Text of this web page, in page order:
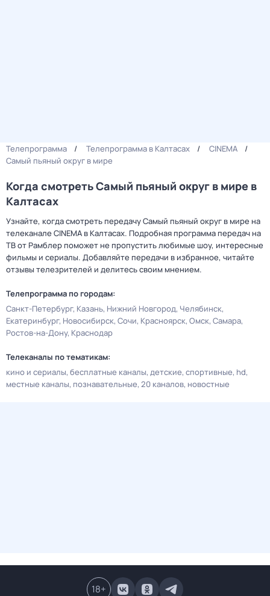
Телепрограмма Телепрограмма в Калтасах
CINEMA
Самый пьяный округ в мире
Когда смотреть Самый пьяный округ в мире в
Калтасах
Узнайте, когда смотреть передачу Самый пьяный округ в мире на
телеканале CINEMA в Калтасах. Подробная программа передач на
ТВ от Рамблер поможет не пропустить любимые шоу, интересные
фильмы и сериалы. Добавляйте передачи в избранное, читайте
отзывы телезрителей и делитесь своим мнением.
Телепрограмма по городам:
Санкт-Петербург Казань Нижний Новгород Челябинск
Екатеринбург Новосибирск Сочи Красноярск Омск Самара
Ростов-на-Дону Краснодар
Телеканалы по тематикам:
кино и сериалы бесплатные каналы детские спортивные hd
местные каналы познавательные 20 каналов новостные
18+